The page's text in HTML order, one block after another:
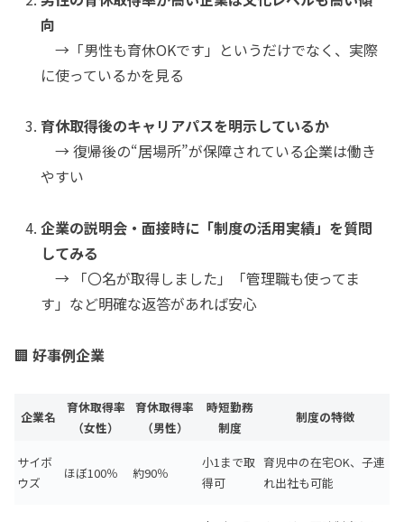
向
→「男性も育休OKです」というだけでなく、実際
に使っているかを見る
育休取得後のキャリアパスを明示しているか
→ 復帰後の“居場所”が保障されている企業は働き
やすい
企業の説明会・面接時に「制度の活用実績」を質問
してみる
→ 「〇名が取得しました」「管理職も使ってま
す」など明確な返答があれば安心
🏢 好事例企業
企業名
育休取得率
（女性）
育休取得率
（男性）
時短勤務
制度
制度の特徴
サイボ
ウズ
ほぼ100％ 約90％
小1まで取
得可
育児中の在宅OK、子連
れ出社も可能